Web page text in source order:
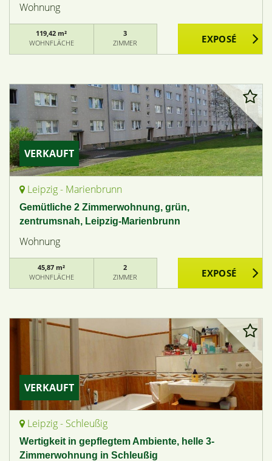
Wohnung
119,42 m²
WOHNFLÄCHE
3
ZIMMER
VERKAUFT
Leipzig - Marienbrunn
Gemütliche 2 Zimmerwohnung, grün,
zentrumsnah, Leipzig-Marienbrunn
Wohnung
45,87 m²
WOHNFLÄCHE
2
ZIMMER
VERKAUFT
Leipzig - Schleußig
Wertigkeit in gepflegtem Ambiente, helle 3-
Zimmerwohnung in Schleußig